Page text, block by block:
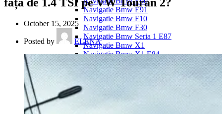
Navigatie Bmw E91
Navigatie Bmw F10
Navigatie Bmw F30
Navigatie Bmw Seria 1 E87
Navigatie Bmw X1
Navigatie Bmw X1 E84
Navigatie BMW X3
Navigatie BMW X3 E83
Navigatie BMW X3 f25
Dacia Logan
Navigație Dacia Logan 1 (2004–2012)
Navigație Dacia Logan 2 (2012–2020)
October 15, 2025
Posted by ELENA